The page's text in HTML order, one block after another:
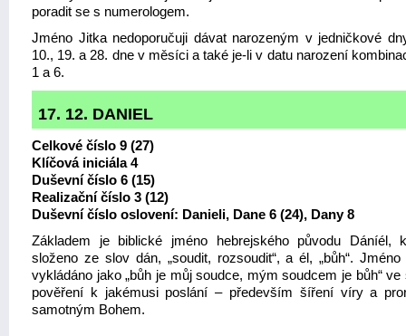
poradit se s numerologem.
Jméno Jitka nedoporučuji dávat narozeným v jedničkové
10., 19. a 28. dne v měsíci a také je-li v datu narození
1 a 6.
17. 12. DANIEL
Celkové číslo 9 (27)
Klíčová iniciála 4
Duševní číslo 6 (15)
Realizační číslo 3 (12)
Duševní číslo oslovení: Danieli, Dane 6 (24), Dany 8
Základem je biblické jméno hebrejského původu Dáníél,
složeno ze slov dán, „soudit, rozsoudit“, a él, „bůh“.
vykládáno jako „bůh je můj soudce, mým soudcem je bůh“
pověření k jakémusi poslání – především šíření víry a
samotným Bohem.